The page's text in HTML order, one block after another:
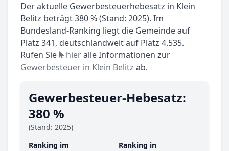
Der aktuelle Gewerbesteuerhebesatz in Klein
Belitz beträgt 380 % (Stand: 2025). Im
Bundesland-Ranking liegt die Gemeinde auf
Platz 341, deutschlandweit auf Platz 4.535.
Rufen Sie
hieralle Informationen zur
Gewerbesteuer in Klein Belitz ab.
Gewerbesteuer-Hebesatz:
380 %
(Stand: 2025)
Ranking im
Ranking in